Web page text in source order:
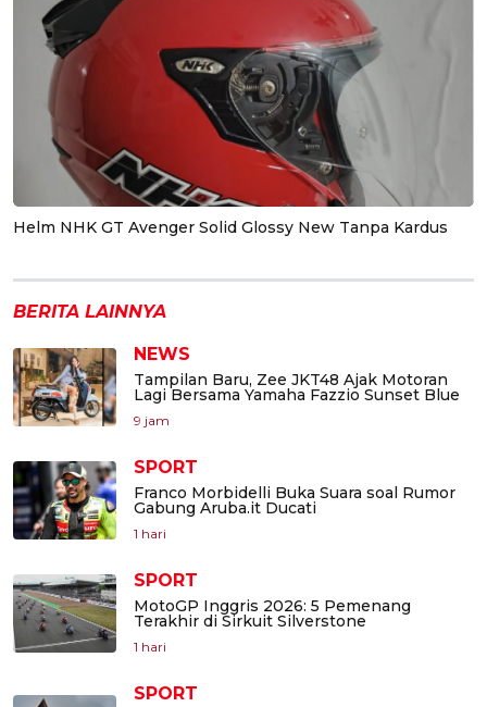
Helm NHK GT Avenger Solid Glossy New Tanpa Kardus
BERITA LAINNYA
NEWS
Tampilan Baru, Zee JKT48 Ajak Motoran
Lagi Bersama Yamaha Fazzio Sunset Blue
9 jam
SPORT
Franco Morbidelli Buka Suara soal Rumor
Gabung Aruba.it Ducati
1 hari
SPORT
MotoGP Inggris 2026: 5 Pemenang
Terakhir di Sirkuit Silverstone
1 hari
SPORT